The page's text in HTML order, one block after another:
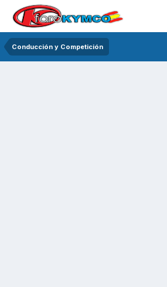
Conducción y Competición